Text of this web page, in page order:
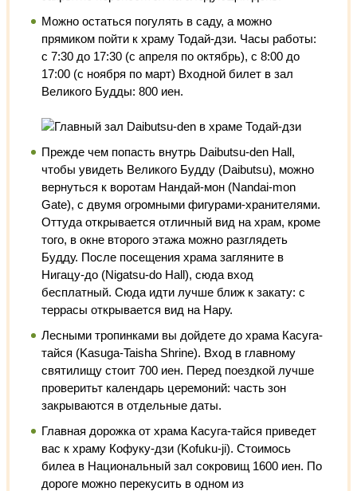
Можно остаться погулять в саду, а можно
прямиком пойти к храму Тодай-дзи. Часы работы:
с 7:30 до 17:30 (с апреля по октябрь), с 8:00 до
17:00 (с ноября по март) Входной билет в зал
Великого Будды: 800 иен.
Прежде чем попасть внутрь Daibutsu-den Hall,
чтобы увидеть Великого Будду (Daibutsu), можно
вернуться к воротам Нандай-мон (Nandai-mon
Gate), с двумя огромными фигурами-хранителями.
Оттуда открывается отличный вид на храм, кроме
того, в окне второго этажа можно разглядеть
Будду. После посещения храма загляните в
Нигацу-до (Nigatsu-do Hall), сюда вход
бесплатный. Сюда идти лучше ближ к закату: с
террасы открывается вид на Нару.
Лесными тропинками вы дойдете до храма Касуга-
тайся (Kasuga-Taisha Shrine). Вход в главному
святилищу стоит 700 иен. Перед поездкой лучше
проверитьт календарь церемоний: часть зон
закрываются в отдельные даты.
Главная дорожка от храма Касуга-тайся приведет
вас к храму Кофуку-дзи (Kofuku-ji). Стоимось
билеа в Национальный зал сокровищ 1600 иен. По
дороге можно перекусить в одном из